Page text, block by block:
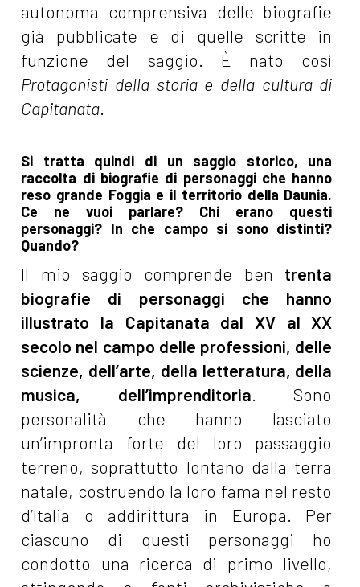
autonoma comprensiva delle biografie
già pubblicate e di quelle scritte in
funzione del saggio. È nato così
Protagonisti della storia e della cultura di
Capitanata
Si tratta quindi di un saggio storico, una
raccolta di biografie di personaggi che hanno
reso grande Foggia e il territorio della Daunia.
Ce ne vuoi parlare? Chi erano questi
personaggi? In che campo si sono distinti?
Quando?
Il mio saggio comprende ben trenta
biografie di personaggi che hanno
illustrato la Capitanata dal XV al XX
secolo nel campo delle professioni, delle
scienze, dell’arte, della letteratura, della
musica, dell’imprenditoria . Sono
personalità che hanno lasciato
un’impronta forte del loro passaggio
terreno, soprattutto lontano dalla terra
natale, costruendo la loro fama nel resto
d’Italia o addirittura in Europa. Per
ciascuno di questi personaggi ho
condotto una ricerca di primo livello,